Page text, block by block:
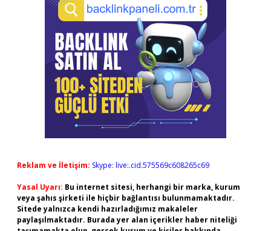
Reklam ve İletişim: Skype: live:.cid.575569c608265c69
Yasal Uyarı: Bu internet sitesi, herhangi bir marka, kurum
veya şahıs şirketi ile hiçbir bağlantısı bulunmamaktadır.
Sitede yalnızca kendi hazırladığımız makaleler
paylaşılmaktadır. Burada yer alan içerikler haber niteliği